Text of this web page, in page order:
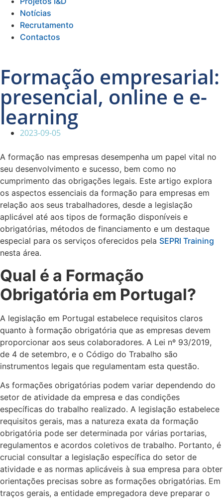
Notícias
Recrutamento
Contactos
Formação empresarial:
presencial, online e e-
learning
2023-09-05
A formação nas empresas desempenha um papel vital no
seu desenvolvimento e sucesso, bem como no
cumprimento das obrigações legais. Este artigo explora
os aspectos essenciais da formação para empresas em
relação aos seus trabalhadores, desde a legislação
aplicável até aos tipos de formação disponíveis e
obrigatórias, métodos de financiamento e um destaque
especial para os serviços oferecidos pela SEPRI Training
nesta área.
Qual é a Formação
Obrigatória em Portugal?
A legislação em Portugal estabelece requisitos claros
quanto à formação obrigatória que as empresas devem
proporcionar aos seus colaboradores. A Lei nº 93/2019,
de 4 de setembro, e o Código do Trabalho são
instrumentos legais que regulamentam esta questão.
As formações obrigatórias podem variar dependendo do
setor de atividade da empresa e das condições
específicas do trabalho realizado. A legislação estabelece
requisitos gerais, mas a natureza exata da formação
obrigatória pode ser determinada por várias portarias,
regulamentos e acordos coletivos de trabalho. Portanto, é
crucial consultar a legislação específica do setor de
atividade e as normas aplicáveis à sua empresa para obter
orientações precisas sobre as formações obrigatórias. Em
traços gerais, a entidade empregadora deve preparar o